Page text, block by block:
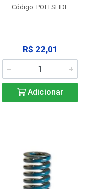
Código: POLI SLIDE
R$ 22,01
Adicionar